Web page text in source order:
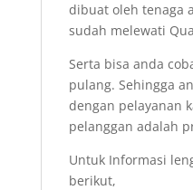
dibuat oleh tenaga
sudah melewati
Serta bisa anda
pulang. Sehingga
dengan pelayanan
pelanggan adalah
Untuk Informasi
berikut,